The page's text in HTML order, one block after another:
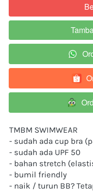
`
`
`
`
`
TMBM SWIMWEAR
- sudah ada cup bra
- sudah ada UPF 50
- bahan stretch
- bumil friendly
- naik / turun BB?